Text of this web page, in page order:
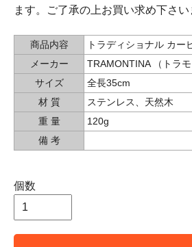
ます。ご了承の上お買い求め下さい
商品内容
トラディショナル カー
メーカー
TRAMONTINA （トラ
サイズ
全長35cm
材 質
ステンレス、天然木
重 量
120g
備 考
個数